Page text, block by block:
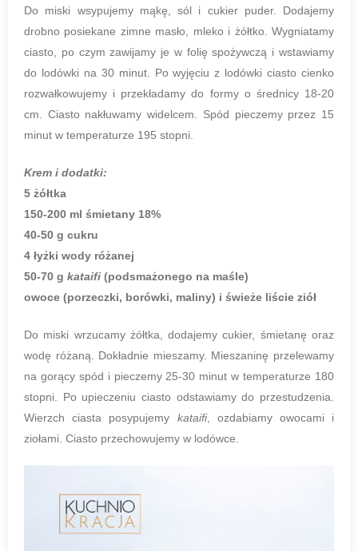
Do miski wsypujemy mąkę, sól i cukier puder. Dodajemy
drobno posiekane zimne masło, mleko i żółtko. Wygniatamy
ciasto, po czym zawijamy je w folię spożywczą i wstawiamy
do lodówki na 30 minut. Po wyjęciu z lodówki ciasto cienko
rozwałkowujemy i przekładamy do formy o średnicy 18-20
cm. Ciasto nakłuwamy widelcem. Spód pieczemy przez 15
minut w temperaturze 195 stopni.
Krem i dodatki:
5 żółtka
150-200 ml śmietany 18%
40-50 g cukru
4 łyżki wody różanej
50-70 g kataifi (podsmażonego na maśle)
owoce (porzeczki, borówki, maliny) i świeże liście ziół
Do miski wrzucamy żółtka, dodajemy cukier, śmietanę oraz
wodę różaną. Dokładnie mieszamy. Mieszaninę przelewamy
na gorący spód i pieczemy 25-30 minut w temperaturze 180
stopni. Po upieczeniu ciasto odstawiamy do przestudzenia.
Wierzch ciasta posypujemy kataifi, ozdabiamy owocami i
ziołami. Ciasto przechowujemy w lodówce.